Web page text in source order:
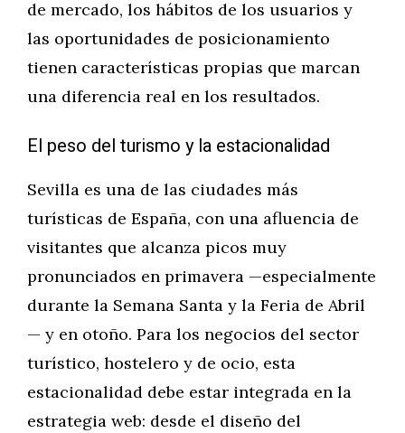
de mercado, los hábitos de los usuarios y
las oportunidades de posicionamiento
tienen características propias que marcan
una diferencia real en los resultados.
El peso del turismo y la estacionalidad
Sevilla es una de las ciudades más
turísticas de España, con una afluencia de
visitantes que alcanza picos muy
pronunciados en primavera —especialmente
durante la Semana Santa y la Feria de Abril
— y en otoño. Para los negocios del sector
turístico, hostelero y de ocio, esta
estacionalidad debe estar integrada en la
estrategia web: desde el diseño del